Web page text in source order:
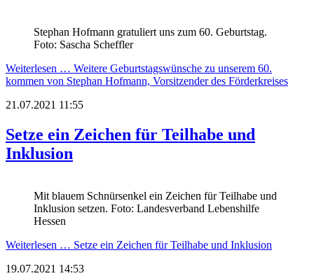
Stephan Hofmann gratuliert uns zum 60. Geburtstag.
Foto: Sascha Scheffler
Weiterlesen … Weitere Geburtstagswünsche zu unserem 60.
kommen von Stephan Hofmann, Vorsitzender des Förderkreises
21.07.2021 11:55
Setze ein Zeichen für Teilhabe und
Inklusion
Mit blauem Schnürsenkel ein Zeichen für Teilhabe und
Inklusion setzen. Foto: Landesverband Lebenshilfe
Hessen
Weiterlesen … Setze ein Zeichen für Teilhabe und Inklusion
19.07.2021 14:53